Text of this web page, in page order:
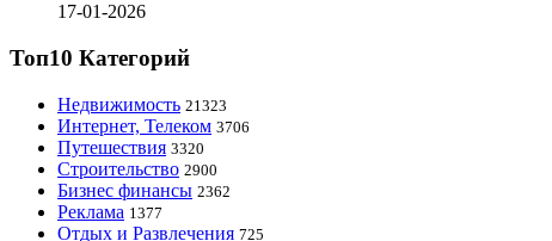
17-01-2026
Топ10 Категорий
Недвижимость 21323
Интернет, Телеком 3706
Путешествия 3320
Строительство 2900
Бизнес финансы 2362
Реклама 1377
Отдых и Развлечения 725